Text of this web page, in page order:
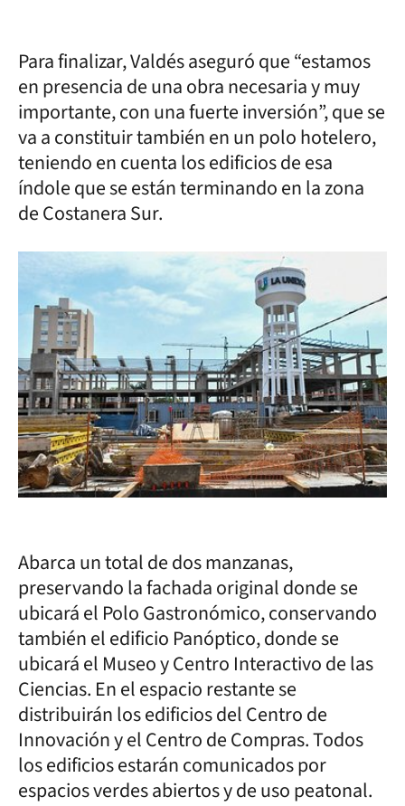
Para finalizar, Valdés aseguró que “estamos
en presencia de una obra necesaria y muy
importante, con una fuerte inversión”, que se
va a constituir también en un polo hotelero,
teniendo en cuenta los edificios de esa
índole que se están terminando en la zona
de Costanera Sur.
Abarca un total de dos manzanas,
preservando la fachada original donde se
ubicará el Polo Gastronómico, conservando
también el edificio Panóptico, donde se
ubicará el Museo y Centro Interactivo de las
Ciencias. En el espacio restante se
distribuirán los edificios del Centro de
Innovación y el Centro de Compras. Todos
los edificios estarán comunicados por
espacios verdes abiertos y de uso peatonal.